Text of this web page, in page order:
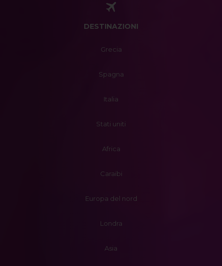
DESTINAZIONI
Grecia
Spagna
Italia
Stati uniti
Africa
Caraibi
Europa del nord
Londra
Asia